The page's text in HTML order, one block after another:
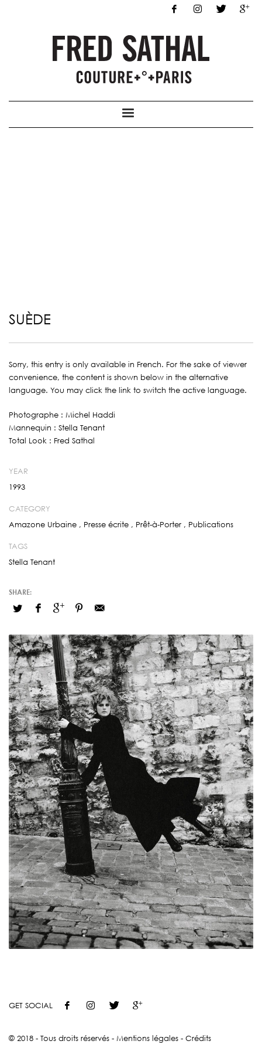
SUÈDE
Sorry, this entry is only available in French. For the sake of viewer
convenience, the content is shown below in the alternative
language. You may click the link to switch the active language.
Photographe : Michel Haddi
Mannequin : Stella Tenant
Total Look : Fred Sathal
YEAR
1993
CATEGORY
Amazone Urbaine , Presse écrite , Prêt-à-Porter , Publications
TAGS
Stella Tenant
GET SOCIAL
© 2018 - Tous droits réservés - Mentions légales - Crédits